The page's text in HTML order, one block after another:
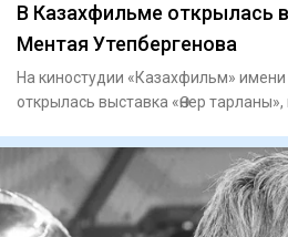
В Казахфильме открылась
Ментая Утепбергенова
На киностудии «Казахфильм»
открылась выставка «Өнер